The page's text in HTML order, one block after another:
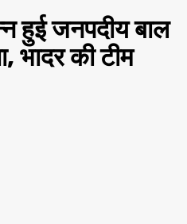
हुई जनपदीय बाल
भादर की टीम